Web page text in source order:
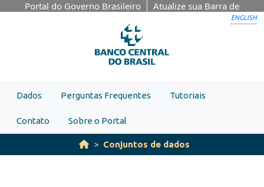
Skip to main content
Portal do Governo Brasileiro
Atualize sua Barra de
ENGLISH
Dados Perguntas Frequentes Tutoriais
Contato Sobre o Portal
Conjuntos de dados